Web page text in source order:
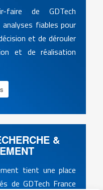
faire de GDTech
fiables pour
et de dérouler
et de réalisation
&
tient une place
de GDTech France